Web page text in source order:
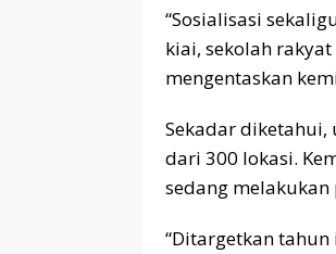
“Sosialisasi
kiai, sekolah
mengentaskan
Sekadar diketahui,
dari 300 lokasi.
sedang melakukan
“Ditargetkan